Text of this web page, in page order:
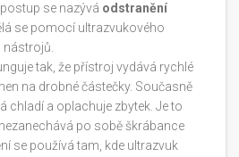
se nazývá odstranění
se pomocí ultrazvukového
nástrojů.
tak, že přístroj vydává rychlé
na drobné částečky. Současně
chladí a oplachuje zbytek. Je to
po sobě škrábance
se používá tam, kde ultrazvuk